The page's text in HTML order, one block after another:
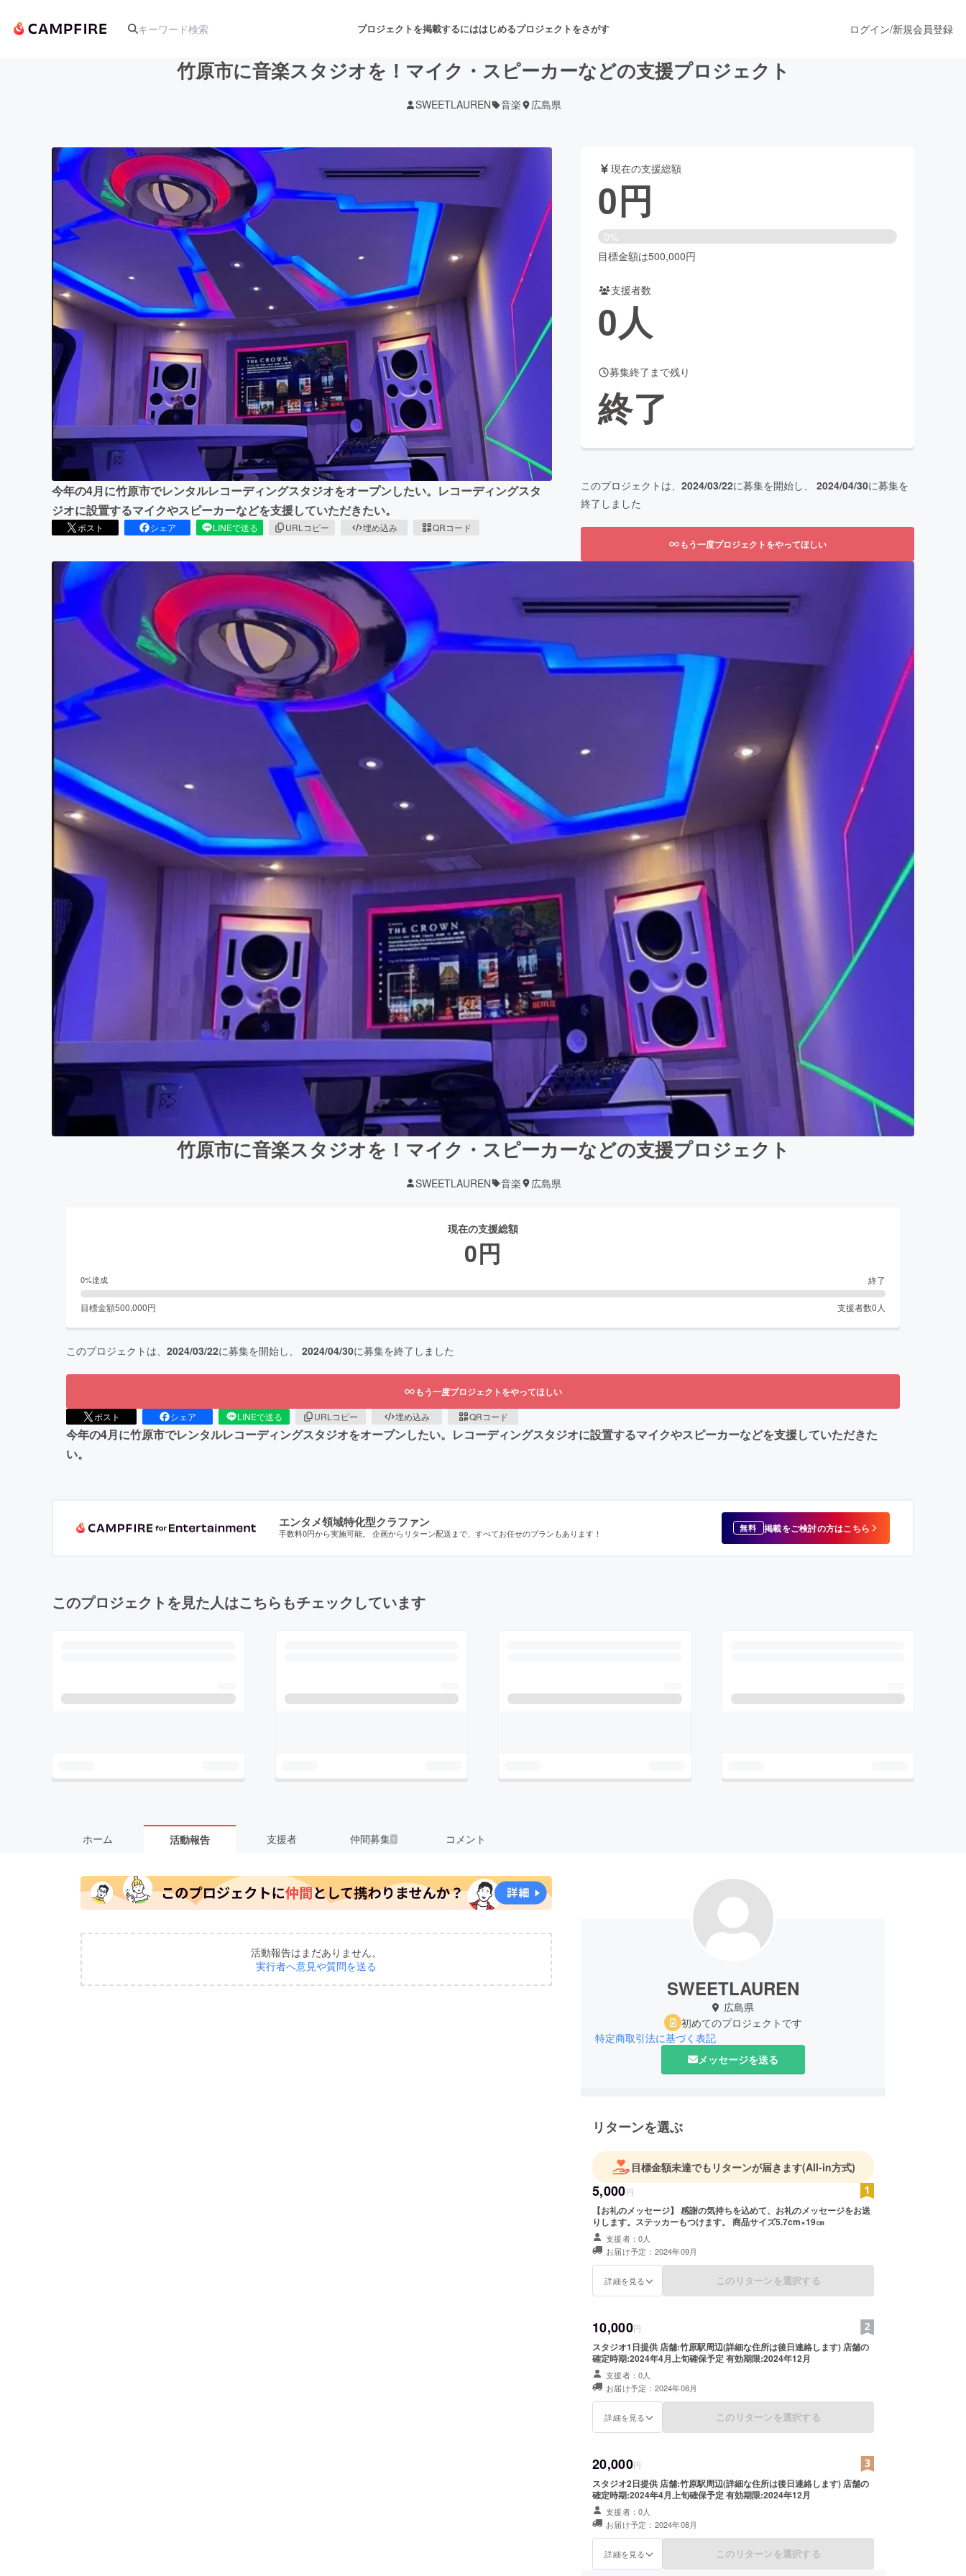
プロジェクトを掲載するにははじめるプロジェクトをさがす
アート・写真 音楽 舞台・パフォーマンス
テクノロジー・ガジェット ゲーム・サービス開発 フード・飲食店
映像・映画 書籍・雑誌出版 アニメ・漫画
ビジネス・起業 チャレンジ ビューティー・ヘルスケア
まちづくり・地域活性化
CAMPFIRE for Social Good
CAMPFIRE Creation
CAMPFIREふるさと納税
machi-ya
ログイン/新規会員登録
竹原市に音楽スタジオを！マイク・スピーカーなどの支援プロジェクト
SWEETLAUREN 音楽 広島県
今年の4月に竹原市でレンタルレコーディングスタジオをオープンしたい。レコーディングスタ
ジオに設置するマイクやスピーカーなどを支援していただきたい。
ポスト シェア LINEで送る URLコピー 埋め込み QRコード
現在の支援総額
0円
0%
目標金額は500,000円
支援者数
0人
募集終了まで残り
終了
このプロジェクトは、 2024/03/22に募集を開始し、 2024/04/30に募集を
終了しました
もう一度プロジェクトをやってほしい
竹原市に音楽スタジオを！マイク・スピーカーなどの支援プロジェクト
SWEETLAUREN 音楽 広島県
現在の支援総額
0円
0%達成 終了
目標金額500,000円 支援者数0 人
このプロジェクトは、 2024/03/22に募集を開始し、 2024/04/30に募集を終了しました
もう一度プロジェクトをやってほしい
ポスト シェア LINEで送る URLコピー 埋め込み QRコード
今年の4月に竹原市でレンタルレコーディングスタジオをオープンしたい。レコーディングスタジオに設置するマイクやスピーカーなどを支援していただきた
い。
エンタメ領域特化型クラファン
手数料0円から実施可能。 企画からリターン配送まで、すべてお任せのプランもあります！ 無料 掲載をご検討の方はこちら
このプロジェクトを見た人はこちらもチェックしています
ホーム 活動報告 支援者 仲間募集 1 コメント
活動報告はまだありません。
実行者へ意見や質問を送る
SWEETLAUREN
広島県
初めてのプロジェクトです
特定商取引法に基づく表記
メッセージを送る
リターンを選ぶ
目標金額未達でもリターンが届きます(All-in方式)
5,000円
【お礼のメッセージ】 感謝の気持ちを込めて、お礼のメッセージをお送
りします。ステッカーもつけます。 商品サイズ5.7cm×19㎝
支援者：0人
お届け予定：2024年09月
詳細を見る このリターンを選択する
10,000円
スタジオ1日提供 店舗:竹原駅周辺(詳細な住所は後日連絡します) 店舗の
確定時期:2024年4月上旬確保予定 有効期限:2024年12月
支援者：0人
お届け予定：2024年08月
詳細を見る このリターンを選択する
20,000円
スタジオ2日提供 店舗:竹原駅周辺(詳細な住所は後日連絡します) 店舗の
確定時期:2024年4月上旬確保予定 有効期限:2024年12月
支援者：0人
お届け予定：2024年08月
詳細を見る このリターンを選択する